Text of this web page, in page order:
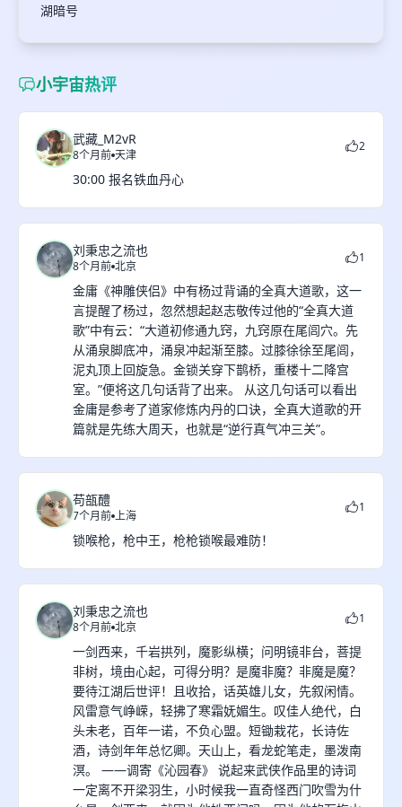
湖暗号
小宇宙热评
武藏_M2vR
8个月前 天津
2
30:00 报名铁血丹心
刘秉忠之流也
8个月前 北京
1
金庸《神雕侠侣》中有杨过背诵的全真大道歌，这一
言提醒了杨过，忽然想起赵志敬传过他的“全真大道
歌”中有云：“大道初修通九窍，九窍原在尾闾穴。先
从涌泉脚底冲，涌泉冲起渐至膝。过膝徐徐至尾闾，
泥丸顶上回旋急。金锁关穿下鹊桥，重楼十二降宫
室。”便将这几句话背了出来。 从这几句话可以看出
金庸是参考了道家修炼内丹的口诀，全真大道歌的开
篇就是先练大周天，也就是“逆行真气冲三关”。
苟瓿醴
7个月前 上海
1
锁喉枪，枪中王，枪枪锁喉最难防！
刘秉忠之流也
8个月前 北京
1
一剑西来，千岩拱列，魔影纵横；问明镜非台，菩提
非树，境由心起，可得分明？是魔非魔？非魔是魔？
要待江湖后世评！且收拾，话英雄儿女，先叙闲情。
风雷意气峥嵘，轻拂了寒霜妩媚生。叹佳人绝代，白
头未老，百年一诺，不负心盟。短锄栽花，长诗佐
酒，诗剑年年总忆卿。天山上，看龙蛇笔走，墨泼南
溟。 ——调寄《沁园春》 说起来武侠作品里的诗词
一定离不开梁羽生，小时候我一直奇怪西门吹雪为什